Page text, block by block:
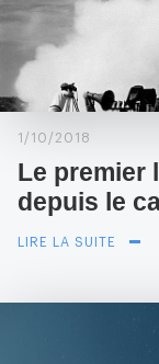
1/10/2018
Le premier
depuis le
LIRE LA SUITE